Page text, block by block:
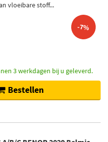
vloeibare stoff...
-7%
3 werkdagen bij u geleverd.
Bestellen